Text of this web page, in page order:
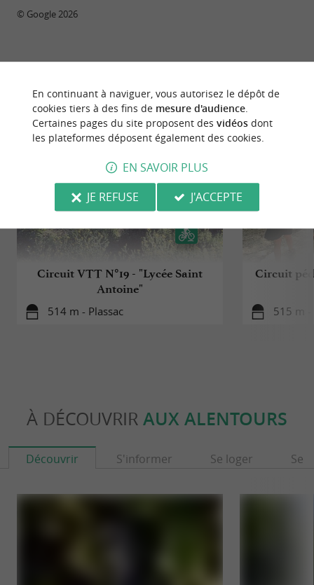
© Google 2026
BALADESÀ PROXIMITÉ
Circuit VTT N°19 - "Lycée Saint
Antoine"
514 m - Plassac
Circuit
515 m -
À DÉCOUVRIR AUX ALENTOURS
Découvrir S'informer Se loger Se
En continuant à naviguer, vous autorisez le dépôt de
cookies tiers à des fins de mesure d'audience.
Certaines pages du site proposent des vidéosdont
les plateformes déposent également des cookies.
EN SAVOIR PLUS
JE REFUSE
J'ACCEPTE